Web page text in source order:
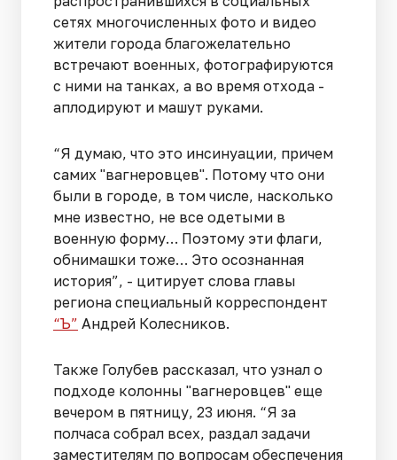
сетях многочисленных фото и видео
жители города благожелательно
встречают военных, фотографируются
с ними на танках, а во время отхода -
аплодируют и машут руками.
“Я думаю, что это инсинуации, причем
самих "вагнеровцев". Потому что они
были в городе, в том числе, насколько
мне известно, не все одетыми в
военную форму… Поэтому эти флаги,
обнимашки тоже… Это осознанная
история”, - цитирует слова главы
региона специальный корреспондент
“Ъ” Андрей Колесников.
Также Голубев рассказал, что узнал о
подходе колонны "вагнеровцев" еще
вечером в пятницу, 23 июня. “Я за
полчаса собрал всех, раздал задачи
заместителям по вопросам обеспечения